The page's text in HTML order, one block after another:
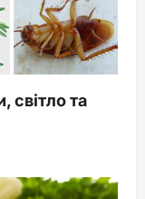
світло та